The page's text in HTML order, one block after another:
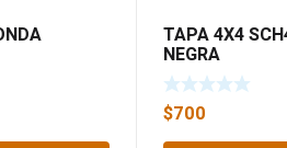
TAPA 4X4
NEGRA
$700